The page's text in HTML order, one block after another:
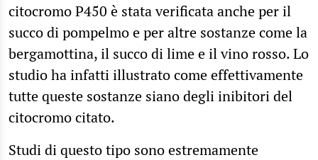
citocromo P450 è stata verificata anche per il
succo di pompelmo e per altre sostanze come la
bergamottina, il succo di lime e il vino rosso. Lo
studio ha infatti illustrato come effettivamente
tutte queste sostanze siano degli inibitori del
citocromo citato.
Studi di questo tipo sono estremamente